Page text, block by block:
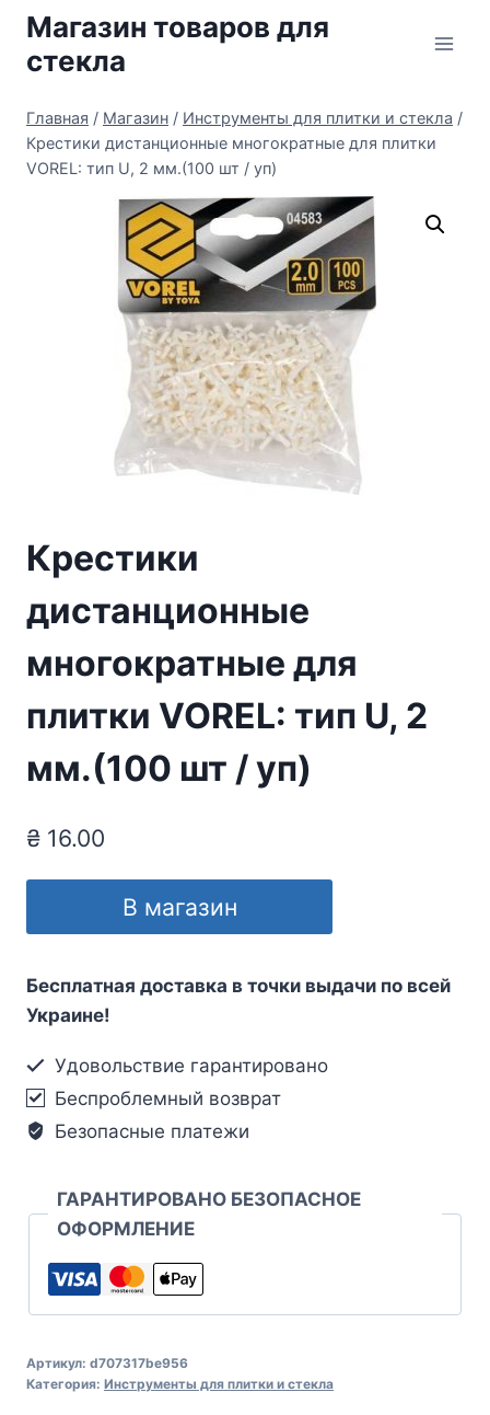
Перейти
содержимому
Магазин товаров для
стекла
Главная / Магазин / Инструменты для плитки и стекла /
Крестики дистанционные многократные для плитки
VOREL: тип U, 2 мм.(100 шт / уп)
Крестики
дистанционные
многократные для
плитки VOREL: тип U, 2
мм.(100 шт / уп)
₴ 16.00
В магазин
Бесплатная доставка в точки выдачи по всей
Украине!
Удовольствие гарантировано
Беспроблемный возврат
Безопасные платежи
ГАРАНТИРОВАНО БЕЗОПАСНОЕ
ОФОРМЛЕНИЕ
Артикул: d707317be956
Категория: Инструменты для плитки и стекла